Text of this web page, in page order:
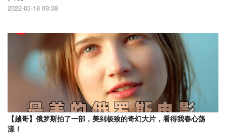
2022-03-18 09:38
【越哥】俄罗斯拍了一部，美到极致的奇幻大片，看得我春心荡
漾！